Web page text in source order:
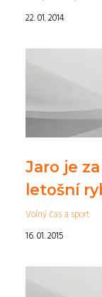
22. 01. 2014
Jaro je
letošní
Volný čas a sport
16. 01. 2015